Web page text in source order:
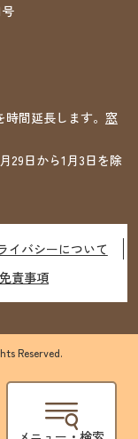
間延長します。 窓
29日から1月3日を除
イバシーについて
免責事項
Reserved.